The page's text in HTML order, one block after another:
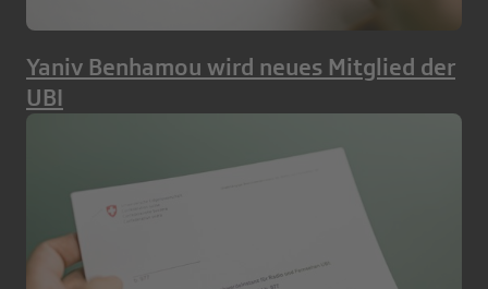
Yaniv Benhamou wird neues Mitglied der
UBI